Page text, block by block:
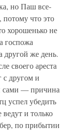
но Паш все-
что это
хорошенько не
госпожа
другой же день.
своего ареста
с другом и
сами — причина
успел убедить
и только
по прибытии